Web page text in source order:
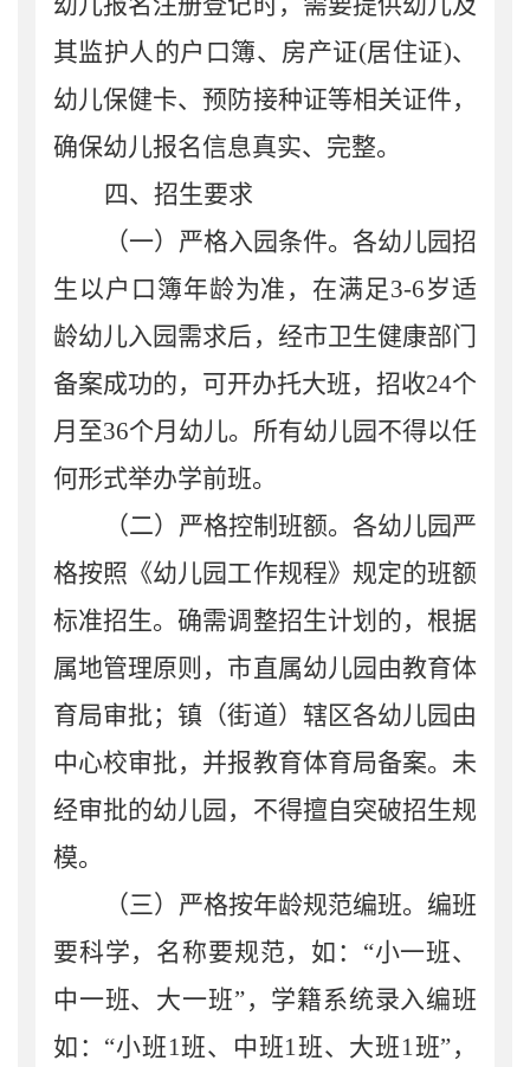
其监护人的户口簿、房产证(居住证)、
幼儿保健卡、预防接种证等相关证件，
确保幼儿报名信息真实、完整。
四、招生要求
（一）严格入园条件。 各幼儿园招
生以户口簿年龄为准， 在满足3-6岁适
龄幼儿入园需求后，经市卫生健康部门
备案成功的，可开办托大班， 招收24个
月至36个月 幼儿。 所有幼儿园不得以任
何形式举办学前班。
（二）严格控制班额。 各幼儿园严
格按照《幼儿园工作规程》规定的班额
标准招生。确需调整招生计划的，根据
属地管理原则，市直属幼儿园由教育体
育局审批；镇（街道）辖区各幼儿园由
中心校审批，并报教育体育局备案。未
经审批的幼儿园， 不得擅自突破招生规
模。
（三）严格按年龄规范编班。 编班
要科学， 名称要规范，如： “小一班、
中一班、大一班”， 学籍系统录入编班
如： “小班1班、中班1班、大班1班”，